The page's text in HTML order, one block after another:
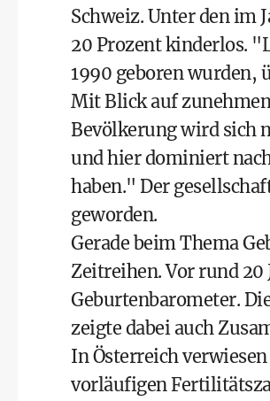
Schweiz. Unter den im
20 Prozent kinderlos.
1990 geboren wurden,
Mit Blick auf
Bevölkerung wird sich
und hier dominiert
haben." Der
geworden.
Gerade beim Thema
Zeitreihen. Vor rund
Geburtenbarometer.
zeigte dabei auch
In Österreich
vorläufigen